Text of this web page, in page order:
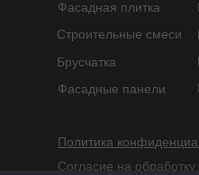
Согласие на
Политика
Фасадная плитка
Фасадные панели
Строительные смеси
Брусчатка